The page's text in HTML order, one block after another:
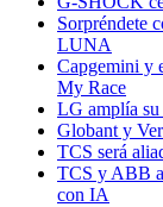
Sorpréndete
LUNA
Capgemini y
My Race
LG amplía
Globant y
TCS será
TCS y ABB
con IA